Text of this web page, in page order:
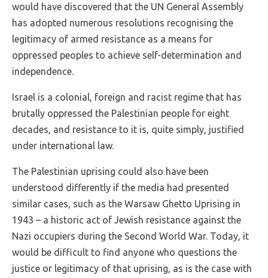
would have discovered that the UN General Assembly
has adopted numerous resolutions recognising the
legitimacy of armed resistance as a means for
oppressed peoples to achieve self-determination and
independence.
Israel is a colonial, foreign and racist regime that has
brutally oppressed the Palestinian people for eight
decades, and resistance to it is, quite simply, justified
under international law.
The Palestinian uprising could also have been
understood differently if the media had presented
similar cases, such as the Warsaw Ghetto Uprising in
1943 – a historic act of Jewish resistance against the
Nazi occupiers during the Second World War. Today, it
would be difficult to find anyone who questions the
justice or legitimacy of that uprising, as is the case with